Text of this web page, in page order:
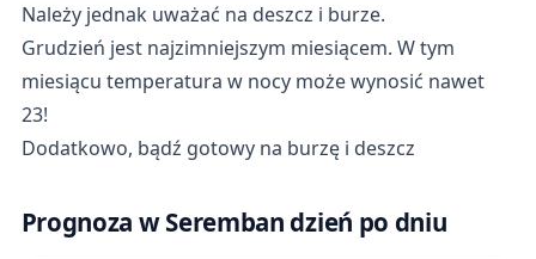
Należy jednak uważać na deszcz i burze.
Grudzień jest najzimniejszym miesiącem. W tym
miesiącu temperatura w nocy może wynosić nawet
23!
Dodatkowo, bądź gotowy na burzę i deszcz
Prognoza w Seremban dzień po dniu